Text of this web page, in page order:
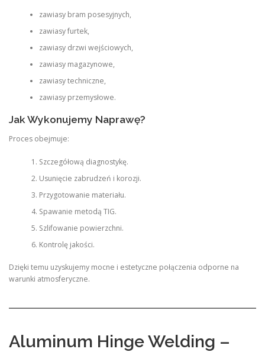
zawiasy bram posesyjnych,
zawiasy furtek,
zawiasy drzwi wejściowych,
zawiasy magazynowe,
zawiasy techniczne,
zawiasy przemysłowe.
Jak Wykonujemy Naprawę?
Proces obejmuje:
Szczegółową diagnostykę.
Usunięcie zabrudzeń i korozji.
Przygotowanie materiału.
Spawanie metodą TIG.
Szlifowanie powierzchni.
Kontrolę jakości.
Dzięki temu uzyskujemy mocne i estetyczne połączenia odporne na
warunki atmosferyczne.
Aluminum Hinge Welding –